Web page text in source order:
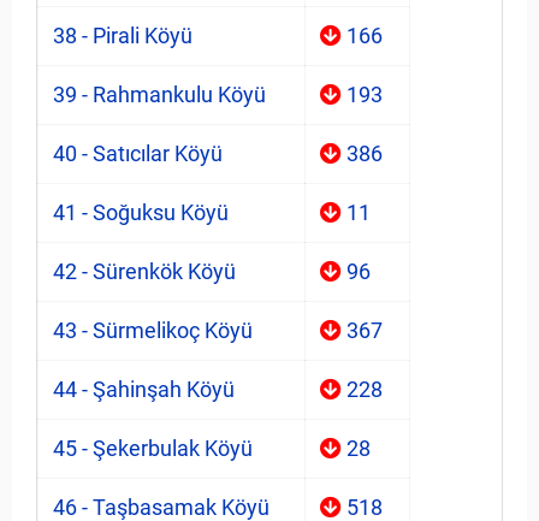
38 - Pirali Köyü 166
39 - Rahmankulu Köyü 193
40 - Satıcılar Köyü 386
41 - Soğuksu Köyü 11
42 - Sürenkök Köyü 96
43 - Sürmelikoç Köyü 367
44 - Şahinşah Köyü 228
45 - Şekerbulak Köyü 28
46 - Taşbasamak Köyü 518